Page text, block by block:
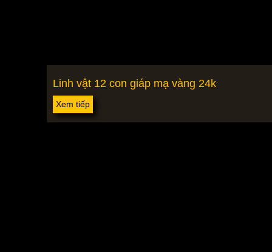
Linh vật 12 con giáp mạ vàng 24k
Xem tiếp